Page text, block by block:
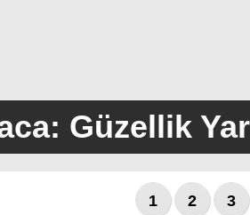
Güzellik
1 2 3